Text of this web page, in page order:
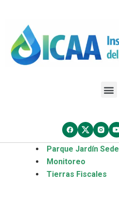
Parque Jardín Sede
Monitoreo
Tierras Fiscales